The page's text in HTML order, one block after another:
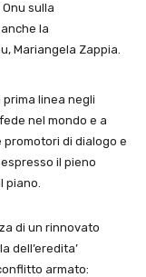
sulla
la
Mariangela Zappia.
prima linea negli
nel mondo e a
di dialogo e
il pieno
piano.
di un rinnovato
dell’eredita’
armato: